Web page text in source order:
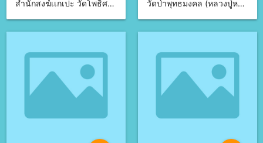
สำนักสงฆ์เเกเปะ วัดโพธิ์ศรีสะอาด จ.กาฬสินธุ์
วัดป่าพุทธมงคล (หลวงปู่หนูอินทร์) จ.กาฬสินธุ์